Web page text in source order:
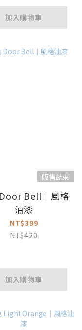
加入購物車
販售結束
Bell｜風格
油漆
NT$399
NT$420
加入購物車